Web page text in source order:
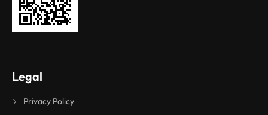
Legal
Privacy Policy